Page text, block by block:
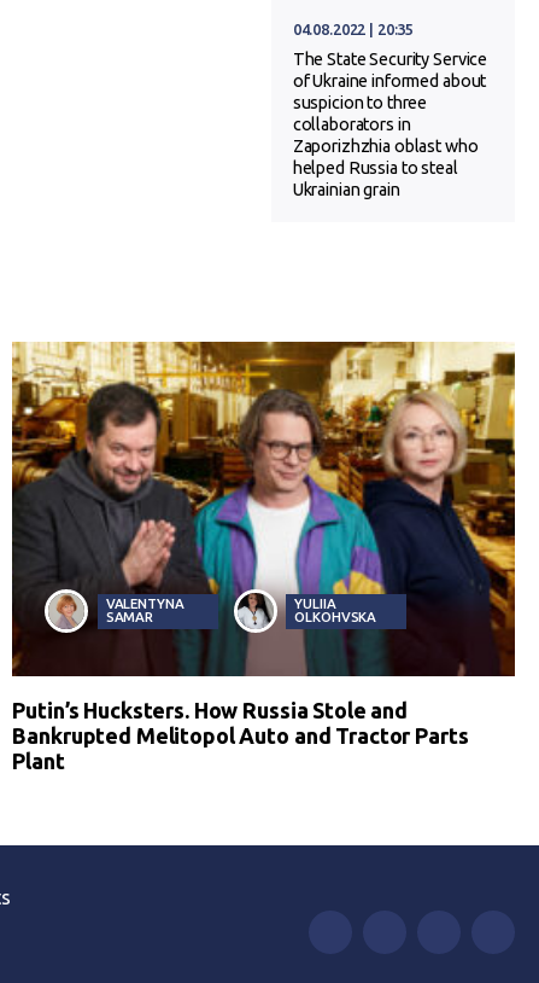
04.08.2022 | 20:35
The State Security Service
of Ukraine informed about
suspicion to three
collaborators in
Zaporizhzhia oblast who
helped Russia to steal
Ukrainian grain
VALENTYNA
SAMAR
YULIIA
OLKOHVSKA
Putin’s Hucksters. How Russia Stole and
Bankrupted Melitopol Auto and Tractor Parts
Plant